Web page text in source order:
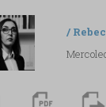
/